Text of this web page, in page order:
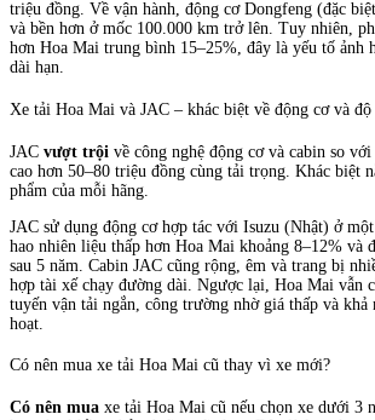
triệu đồng. Về vận hành, động cơ Dongfeng (đặc
và bền hơn ở mốc 100.000 km trở lên. Tuy nhiên,
hơn Hoa Mai trung bình 15–25%, đây là yếu tố ảnh
dài hạn.
Xe tải Hoa Mai và JAC – khác biệt về động cơ và độ
JAC vượt trội về công nghệ động cơ và cabin so
cao hơn 50–80 triệu đồng cùng tải trọng. Khác biệt
phẩm của mỗi hãng.
JAC sử dụng động cơ hợp tác với Isuzu (Nhật) ở
hao nhiên liệu thấp hơn Hoa Mai khoảng 8–12% và
sau 5 năm. Cabin JAC cũng rộng, êm và trang bị
hợp tài xế chạy đường dài. Ngược lại, Hoa Mai vẫn
tuyến vận tải ngắn, công trường nhờ giá thấp và khả
hoạt.
Có nên mua xe tải Hoa Mai cũ thay vì xe mới?
Có nên mua xe tải Hoa Mai cũ nếu chọn xe dưới 3